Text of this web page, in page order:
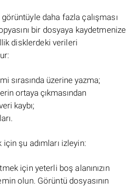
görüntüyle daha fazla çalışması
bir dosyaya kaydetmenize
disklerdeki verileri
sırasında üzerine yazma;
ortaya çıkmasından
kaybı;
şu adımları izleyin:
için yeterli boş alanınızın
olun. Görüntü dosyasının